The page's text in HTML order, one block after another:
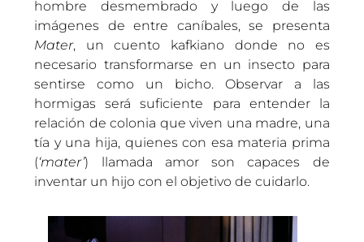
hombre desmembrado y luego de las
imágenes de entre caníbales, se presenta
Mater, un cuento kafkiano donde no es
necesario transformarse en un insecto para
sentirse como un bicho. Observar a las
hormigas será suficiente para entender la
relación de colonia que viven una madre, una
tía y una hija, quienes con esa materia prima
(‘mater’) llamada amor son capaces de
inventar un hijo con el objetivo de cuidarlo.